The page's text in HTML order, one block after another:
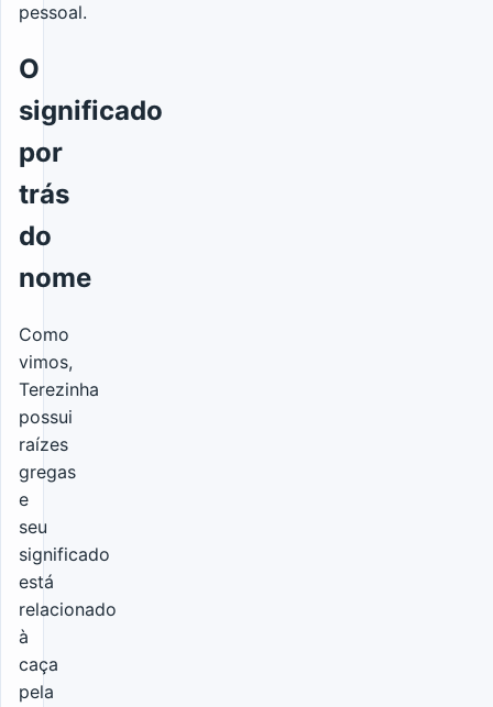
pessoal.
O
significado
por
trás
do
nome
Como
vimos,
Terezinha
possui
raízes
gregas
e
seu
significado
está
relacionado
à
caça
pela